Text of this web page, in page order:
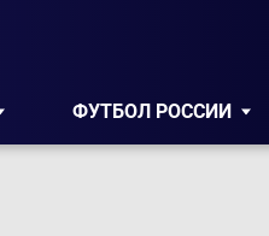
ФУТБОЛ РОССИИ